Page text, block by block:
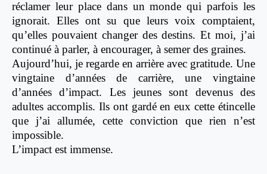
réclamer leur place dans un monde qui parfois les
ignorait. Elles ont su que leurs voix comptaient,
qu’elles pouvaient changer des destins. Et moi, j’ai
continué à parler, à encourager, à semer des graines.
Aujourd’hui, je regarde en arrière avec gratitude. Une
vingtaine d’années de carrière, une vingtaine
d’années d’impact. Les jeunes sont devenus des
adultes accomplis. Ils ont gardé en eux cette étincelle
que j’ai allumée, cette conviction que rien n’est
impossible.
L’impact est immense.